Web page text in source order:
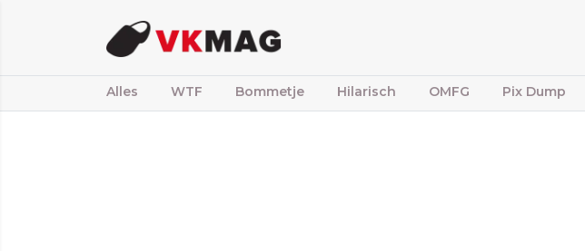
Alles WTF Bommetje Hilarisch OMFG Pix Dump